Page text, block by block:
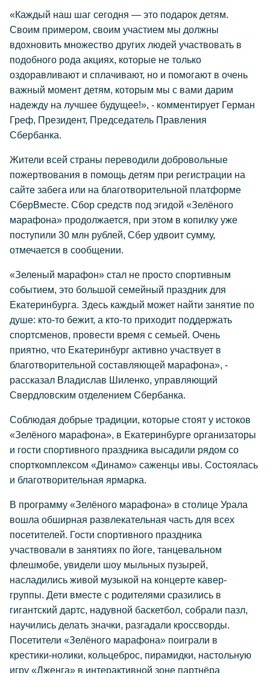
«Каждый наш шаг сегодня — это подарок детям.
Своим примером, своим участием мы должны
вдохновить множество других людей участвовать в
подобного рода акциях, которые не только
оздоравливают и сплачивают, но и помогают в очень
важный момент детям, которым мы с вами дарим
надежду на лучшее будущее!», - комментирует Герман
Греф, Президент, Председатель Правления
Сбербанка.
Жители всей страны переводили добровольные
пожертвования в помощь детям при регистрации на
сайте забега или на благотворительной платформе
СберВместе. Сбор средств под эгидой «Зелёного
марафона» продолжается, при этом в копилку уже
поступили 30 млн рублей, Сбер удвоит сумму,
отмечается в сообщении.
«Зеленый марафон» стал не просто спортивным
событием, это большой семейный праздник для
Екатеринбурга. Здесь каждый может найти занятие по
душе: кто-то бежит, а кто-то приходит поддержать
спортсменов, провести время с семьей. Очень
приятно, что Екатеринбург активно участвует в
благотворительной составляющей марафона», -
рассказал Владислав Шиленко, управляющий
Свердловским отделением Сбербанка.
Соблюдая добрые традиции, которые стоят у истоков
«Зелёного марафона», в Екатеринбурге организаторы
и гости спортивного праздника высадили рядом со
спорткомплексом «Динамо» саженцы ивы. Состоялась
и благотворительная ярмарка.
В программу «Зелёного марафона» в столице Урала
вошла обширная развлекательная часть для всех
посетителей. Гости спортивного праздника
участвовали в занятиях по йоге, танцевальном
флешмобе, увидели шоу мыльных пузырей,
насладились живой музыкой на концерте кавер-
группы. Дети вместе с родителями сразились в
гигантский дартс, надувной баскетбол, собрали пазл,
научились делать значки, разгадали кроссворды.
Посетители «Зелёного марафона» поиграли в
крестики-нолики, кольцеброс, пирамидки, настольную
игру «Дженга» в интерактивной зоне партнёра